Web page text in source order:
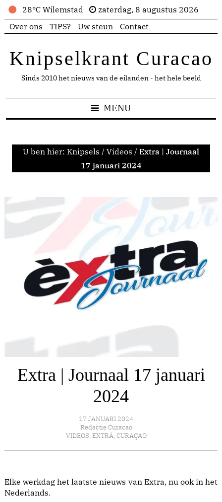
28°C Wilemstad
zaterdag, 8 augustus 2026
Over ons
TIPS? Uw steun Contact
Knipselkrant Curacao
Sinds 2010 het nieuws van de eilanden - het hele beeld
MENU
U ben hier: Knipsels / Videos / Extra | Journaal
17 januari 2024
Extra | Journaal 17 januari
2024
17 JANUARI 2024
Redactie Curacao
VIDEOS, EXTRÁ, CURAÇAO
Elke werkdag het laatste nieuws van Extra, nu ook in het
Nederlands.